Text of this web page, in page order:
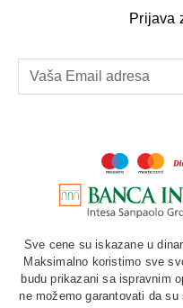
Prijava
Sve cene su iskazane u
Maksimalno koristimo sve
budu prikazani sa ispravnim
ne možemo garantovati da